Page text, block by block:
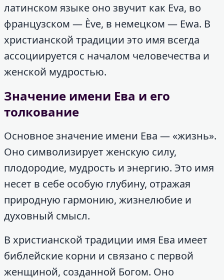
латинском языке оно звучит как Eva, во
французском — Ève, в немецком — Ewa. В
христианской традиции это имя всегда
ассоциируется с началом человечества и
женской мудростью.
Значение имени Ева и его
толкование
Основное значение имени Ева — «жизнь».
Оно символизирует женскую силу,
плодородие, мудрость и энергию. Это имя
несет в себе особую глубину, отражая
природную гармонию, жизнелюбие и
духовный смысл.
В христианской традиции имя Ева имеет
библейские корни и связано с первой
женщиной, созданной Богом. Оно